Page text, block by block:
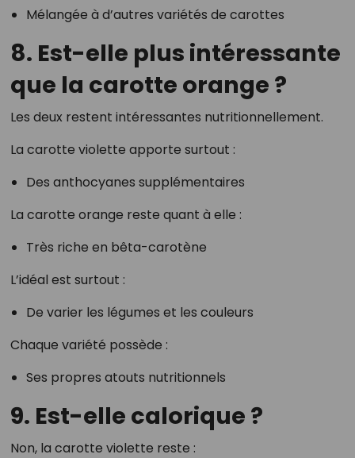
Mélangée à d’autres variétés de carottes
8. Est-elle plus intéressante
que la carotte orange ?
Les deux restent intéressantes nutritionnellement.
La carotte violette apporte surtout :
Des anthocyanes supplémentaires
La carotte orange reste quant à elle :
Très riche en bêta-carotène
L’idéal est surtout :
De varier les légumes et les couleurs
Chaque variété possède :
Ses propres atouts nutritionnels
9. Est-elle calorique ?
Non, la carotte violette reste :